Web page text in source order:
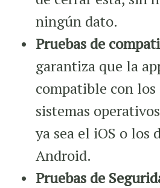
ningún dato.
Pruebas de
garantiza que la
compatible con
sistemas
ya sea el iOS o los
Android.
Pruebas de